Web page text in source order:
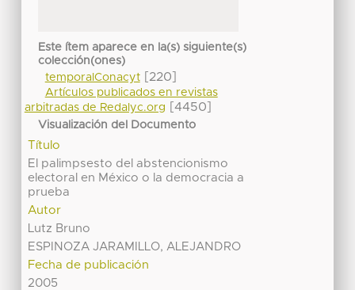
Este ítem aparece en la(s) siguiente(s)
colección(ones)
temporalConacyt[220]
Artículos publicados en revistas
arbitradas de Redalyc.org
[4450]
Visualización del Documento
Título
El palimpsesto del abstencionismo
electoral en México o la democracia a
prueba
Autor
Lutz Bruno
ESPINOZA JARAMILLO, ALEJANDRO
Fecha de publicación
2005